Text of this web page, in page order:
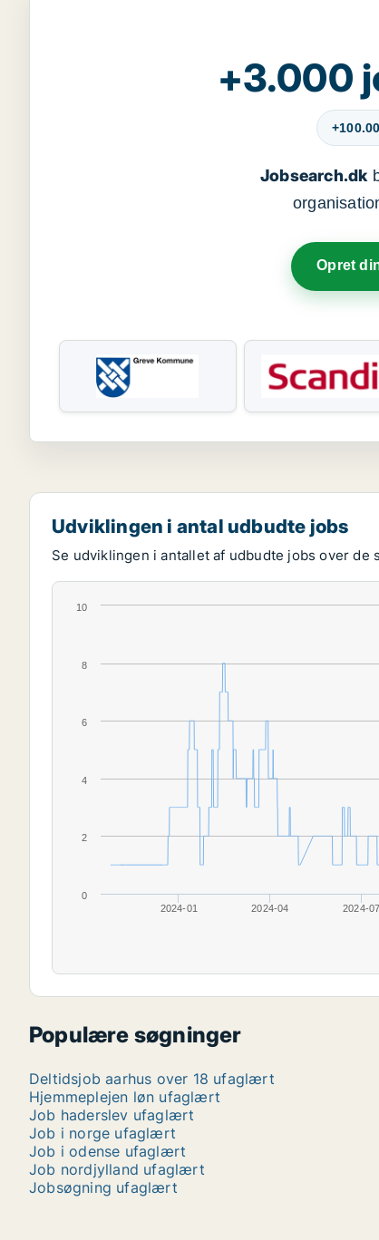
+3.000
Jobsearch.dk
Opret
Udviklingen i antal udbudte jobs
Se udviklingen i antallet af udbudte jobs over de
2024-01 2024-04 2024-07
0
2
4
6
8
10
Populære søgninger
Deltidsjob aarhus over 18 ufaglært
Hjemmeplejen løn ufaglært
Job haderslev ufaglært
Job i norge ufaglært
Job i odense ufaglært
Job nordjylland ufaglært
Jobsøgning ufaglært